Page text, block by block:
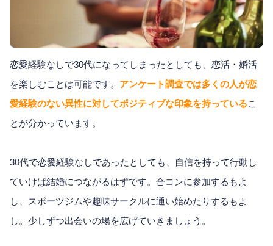
恋愛経験なしで30代になってしまったとしても、恋活・婚活
を楽しむことは可能です。 アンケート調査では多くの人が恋
愛経験のない異性に対してポジティブな印象を持っているこ
とが分かっています。
30代で恋愛経験なしであったとしても、自信を持って行動し
ていけば結婚につながるはずです。合コンに参加するもよ
し、スポーツジムや趣味サークルに通い始めたりするもよ
し。少しずつ出会いの場を広げていきましょう。